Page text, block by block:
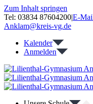
Zum Inhalt springen
Tel: 03834 87604200|E-
Anklam@kreis-vg.de
Kalender
Anmelden